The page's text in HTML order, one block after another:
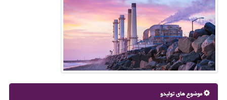
موضوع های تولیدو